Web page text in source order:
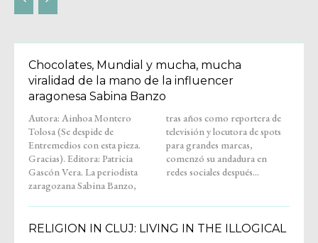
Chocolates, Mundial y mucha, mucha
viralidad de la mano de la influencer
aragonesa Sabina Banzo
Autora: Ainhoa Montero
Tolosa (Se despide de
Entremedios con esta pieza.
Gracias). Editora: Patricia
Gascón Vera. La periodista
zaragozana Sabina Banzo,
tras años como reportera de
televisión y locutora de spots
para grandes marcas,
comenzó su andadura en
redes sociales después...
RELIGION IN CLUJ: LIVING IN THE ILLOGICAL